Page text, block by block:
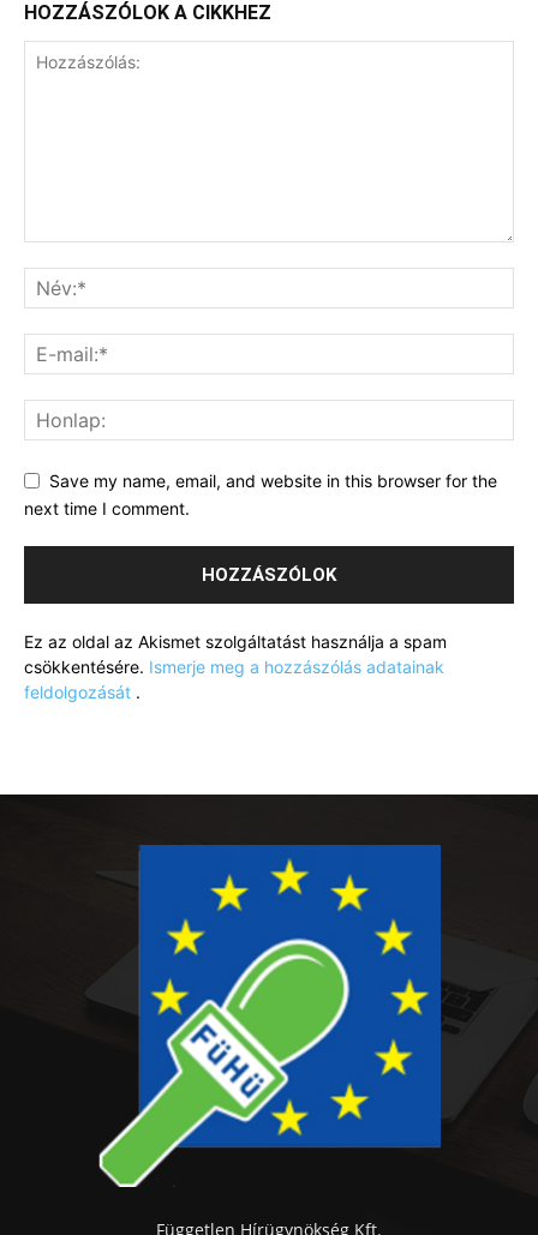
HOZZÁSZÓLOK A CIKKHEZ
Save my name, email, and website in this browser for the
next time I comment.
Ez az oldal az Akismet szolgáltatást használja a spam
csökkentésére. Ismerje meg a hozzászólás adatainak
feldolgozását .
Független Hírügynökség Kft.